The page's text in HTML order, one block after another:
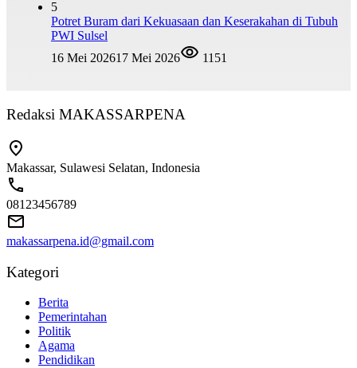
5
Potret Buram dari Kekuasaan dan Keserakahan di Tubuh
PWI Sulsel
16 Mei 202617 Mei 2026 1151
Redaksi MAKASSARPENA
Makassar, Sulawesi Selatan, Indonesia
08123456789
makassarpena.id@gmail.com
Kategori
Berita
Pemerintahan
Politik
Agama
Pendidikan